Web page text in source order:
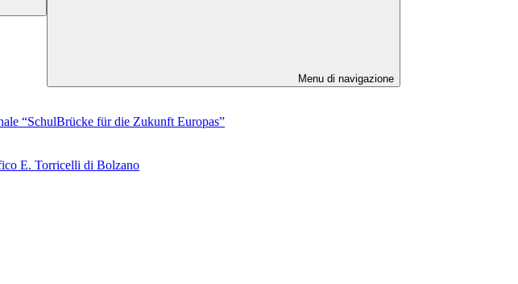
Menu di navigazione
“SchulBrücke für die Zukunft Europas”
E. Torricelli di Bolzano